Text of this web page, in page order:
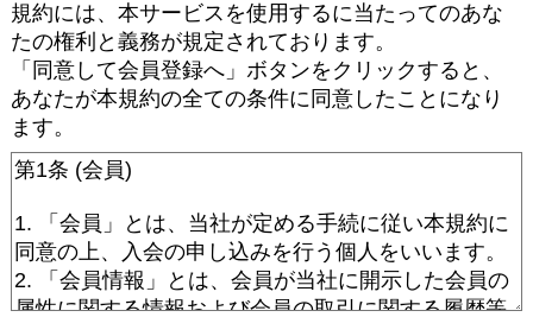
規約には、本サービスを使用するに当たってのあな
たの権利と義務が規定されております。
「同意して会員登録へ」ボタンをクリックすると、
あなたが本規約の全ての条件に同意したことになり
ます。